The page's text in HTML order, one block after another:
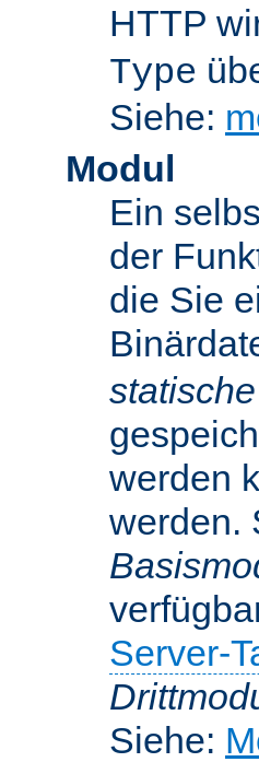
HTTP
Type
Siehe:
Modul
Ein
der
die Sie
werden
werden.
Server-
Siehe: